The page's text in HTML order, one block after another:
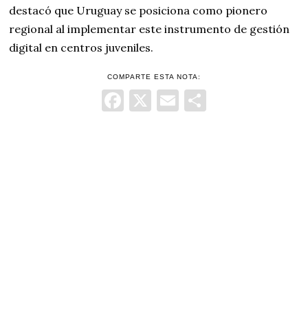
destacó que Uruguay se posiciona como pionero
regional al implementar este instrumento de gestión
digital en centros juveniles.
COMPARTE ESTA NOTA:
Facebook
X Email